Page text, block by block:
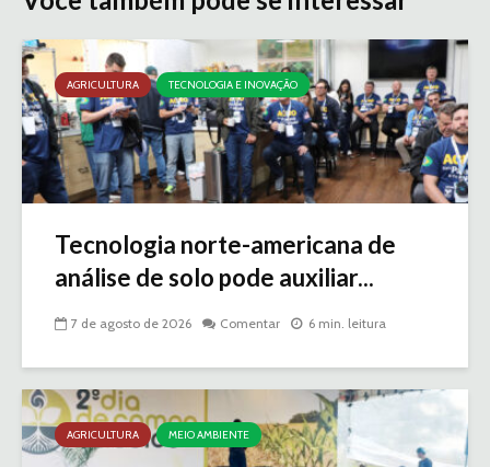
AGRICULTURA TECNOLOGIA E INOVAÇÃO
Tecnologia norte-americana de
análise de solo pode auxiliar...
7 de agosto de 2026 Comentar 6 min. leitura
AGRICULTURA MEIO AMBIENTE